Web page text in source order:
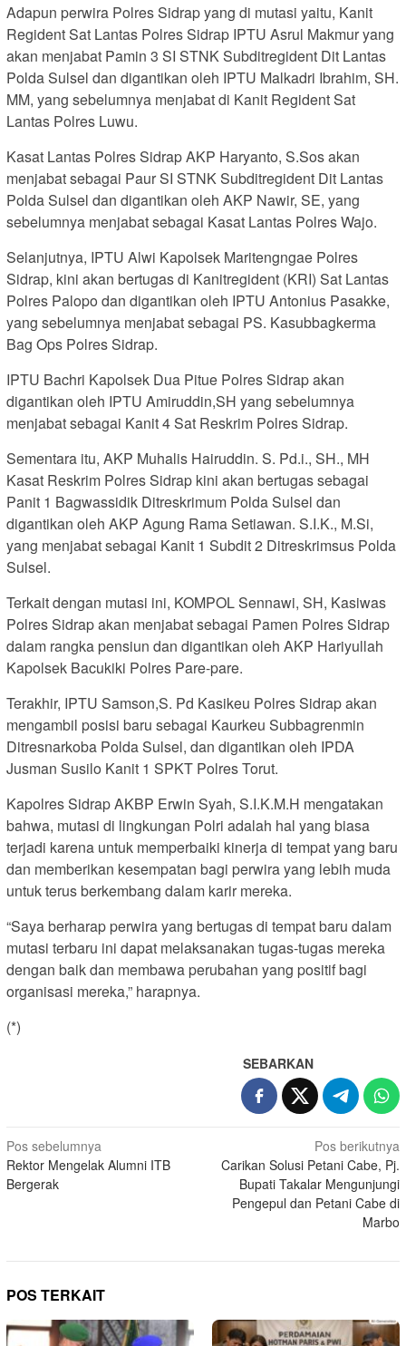
Adapun perwira Polres Sidrap yang di mutasi yaitu, Kanit
Regident Sat Lantas Polres Sidrap IPTU Asrul Makmur yang
akan menjabat Pamin 3 SI STNK Subditregident Dit Lantas
Polda Sulsel dan digantikan oleh IPTU Malkadri Ibrahim, SH.
MM, yang sebelumnya menjabat di Kanit Regident Sat
Lantas Polres Luwu.
Kasat Lantas Polres Sidrap AKP Haryanto, S.Sos akan
menjabat sebagai Paur SI STNK Subditregident Dit Lantas
Polda Sulsel dan digantikan oleh AKP Nawir, SE, yang
sebelumnya menjabat sebagai Kasat Lantas Polres Wajo.
Selanjutnya, IPTU Alwi Kapolsek Maritengngae Polres
Sidrap, kini akan bertugas di Kanitregident (KRI) Sat Lantas
Polres Palopo dan digantikan oleh IPTU Antonius Pasakke,
yang sebelumnya menjabat sebagai PS. Kasubbagkerma
Bag Ops Polres Sidrap.
IPTU Bachri Kapolsek Dua Pitue Polres Sidrap akan
digantikan oleh IPTU Amiruddin,SH yang sebelumnya
menjabat sebagai Kanit 4 Sat Reskrim Polres Sidrap.
Sementara itu, AKP Muhalis Hairuddin. S. Pd.i., SH., MH
Kasat Reskrim Polres Sidrap kini akan bertugas sebagai
Panit 1 Bagwassidik Ditreskrimum Polda Sulsel dan
digantikan oleh AKP Agung Rama Setiawan. S.I.K., M.Si,
yang menjabat sebagai Kanit 1 Subdit 2 Ditreskrimsus Polda
Sulsel.
Terkait dengan mutasi ini, KOMPOL Sennawi, SH, Kasiwas
Polres Sidrap akan menjabat sebagai Pamen Polres Sidrap
dalam rangka pensiun dan digantikan oleh AKP Hariyullah
Kapolsek Bacukiki Polres Pare-pare.
Terakhir, IPTU Samson,S. Pd Kasikeu Polres Sidrap akan
mengambil posisi baru sebagai Kaurkeu Subbagrenmin
Ditresnarkoba Polda Sulsel, dan digantikan oleh IPDA
Jusman Susilo Kanit 1 SPKT Polres Torut.
Kapolres Sidrap AKBP Erwin Syah, S.I.K.M.H mengatakan
bahwa, mutasi di lingkungan Polri adalah hal yang biasa
terjadi karena untuk memperbaiki kinerja di tempat yang baru
dan memberikan kesempatan bagi perwira yang lebih muda
untuk terus berkembang dalam karir mereka.
“Saya berharap perwira yang bertugas di tempat baru dalam
mutasi terbaru ini dapat melaksanakan tugas-tugas mereka
dengan baik dan membawa perubahan yang positif bagi
organisasi mereka,” harapnya.
(*)
SEBARKAN
Navigasi
pos
Pos sebelumnya
Rektor Mengelak Alumni ITB
Bergerak
Pos berikutnya
Carikan Solusi Petani Cabe, Pj.
Bupati Takalar Mengunjungi
Pengepul dan Petani Cabe di
Marbo
POS TERKAIT